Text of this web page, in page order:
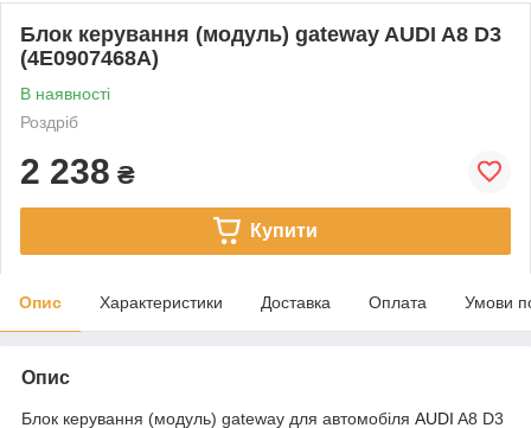
Блок керування (модуль) gateway AUDI A8 D3
(4E0907468А)
В наявності
Роздріб
2 238 ₴
Купити
Опис Характеристики Доставка Оплата Умови
Опис
Блок керування (модуль) gateway для автомобіля AUDI A8 D3